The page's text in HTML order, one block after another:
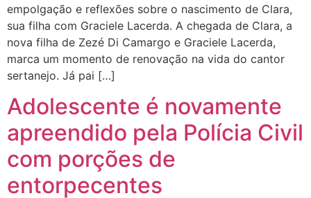
empolgação e reflexões sobre o nascimento de Clara,
sua filha com Graciele Lacerda. A chegada de Clara, a
nova filha de Zezé Di Camargo e Graciele Lacerda,
marca um momento de renovação na vida do cantor
sertanejo. Já pai […]
Adolescente é novamente
apreendido pela Polícia Civil
com porções de
entorpecentes